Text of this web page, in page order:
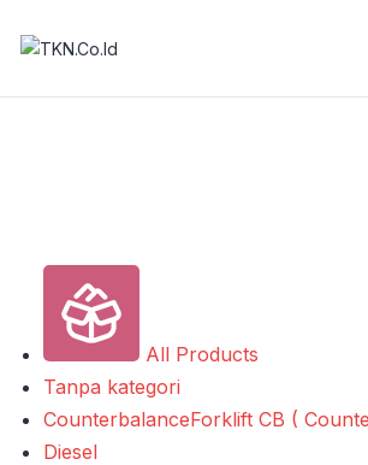
All Products
Tanpa kategori
CounterbalanceForklift CB (
Diesel